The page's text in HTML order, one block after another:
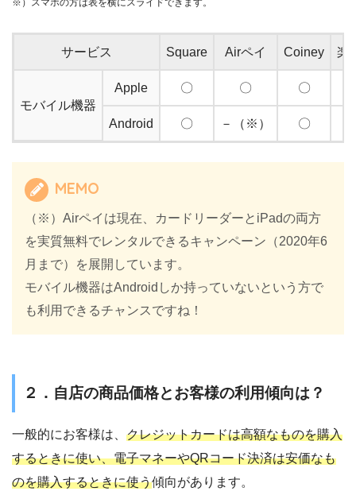
サービス Square Airペイ Coiney 楽
モバイル機器
Apple 〇 〇 〇
Android 〇 －（※） 〇
MEMO
（※）Airペイは現在、カードリーダーとiPadの両方
を実質無料でレンタルできるキャンペーン（2020年6
月まで）を展開しています。
モバイル機器はAndroidしか持っていないという方で
も利用できるチャンスですね！
２．自店の商品価格とお客様の利用傾向は？
一般的にお客様は、 クレジットカードは高額なものを購入
するときに使い、電子マネーやQRコード決済は安価なも
のを購入するときに使う傾向があります。